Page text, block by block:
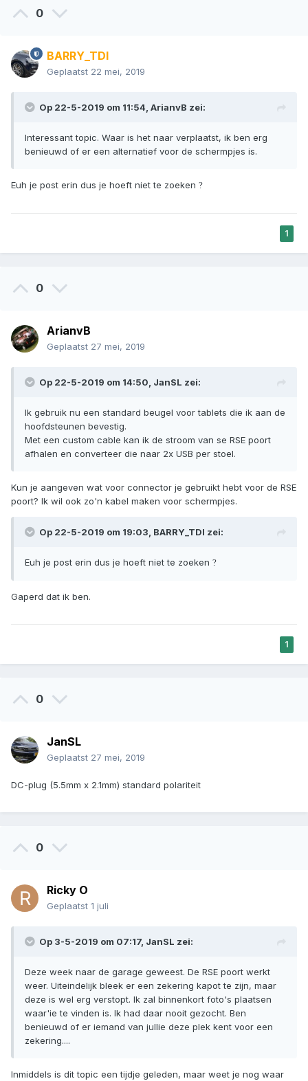
0
BARRY_TDI
Geplaatst 22 mei, 2019
Op 22-5-2019 om 11:54, ArianvB zei:
Interessant topic. Waar is het naar verplaatst, ik ben erg
benieuwd of er een alternatief voor de schermpjes is.
Euh je post erin dus je hoeft niet te zoeken ?
1
0
ArianvB
Geplaatst 27 mei, 2019
Op 22-5-2019 om 14:50, JanSL zei:
Ik gebruik nu een standard beugel voor tablets die ik aan de
hoofdsteunen bevestig.
Met een custom cable kan ik de stroom van se RSE poort
afhalen en converteer die naar 2x USB per stoel.
Kun je aangeven wat voor connector je gebruikt hebt voor de RSE
poort? Ik wil ook zo'n kabel maken voor schermpjes.
Op 22-5-2019 om 19:03, BARRY_TDI zei:
Euh je post erin dus je hoeft niet te zoeken ?
Gaperd dat ik ben.
1
0
JanSL
Geplaatst 27 mei, 2019
DC-plug (5.5mm x 2.1mm) standard polariteit
0
Ricky O
Geplaatst 1 juli
Op 3-5-2019 om 07:17, JanSL zei:
Deze week naar de garage geweest. De RSE poort werkt
weer. Uiteindelijk bleek er een zekering kapot te zijn, maar
deze is wel erg verstopt. Ik zal binnenkort foto's plaatsen
waar'ie te vinden is. Ik had daar nooit gezocht. Ben
benieuwd of er iemand van jullie deze plek kent voor een
zekering....
Inmiddels is dit topic een tijdje geleden, maar weet je nog waar